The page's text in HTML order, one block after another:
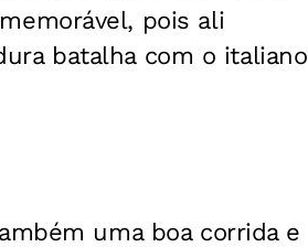
pois ali
batalha com o italiano
uma boa corrida e